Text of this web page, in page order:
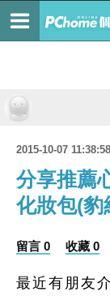
2015-10-07 11:38:58
分享推薦
化妝包(豹
留言 0 收藏 0
最近有朋友